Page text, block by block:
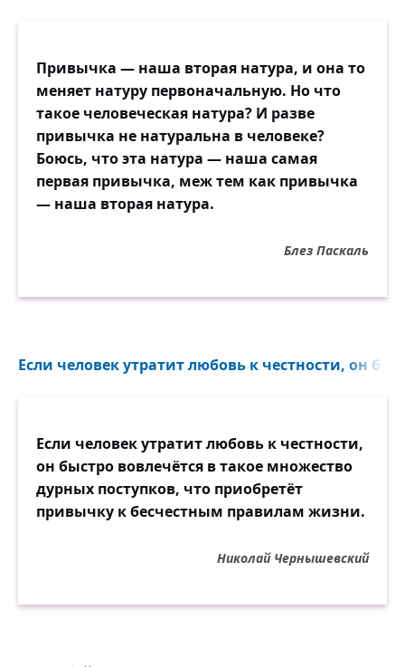
Привычка — наша вторая натура, и она то
меняет натуру первоначальную. Но что
такое человеческая натура? И разве
привычка не натуральна в человеке?
Боюсь, что эта натура — наша самая
первая привычка, меж тем как привычка
— наша вторая натура.
Блез Паскаль
Если человек утратит любовь к честности, он
Если человек утратит любовь к честности,
он быстро вовлечётся в такое множество
дурных поступков, что приобретёт
привычку к бесчестным правилам жизни.
Николай Чернышевский